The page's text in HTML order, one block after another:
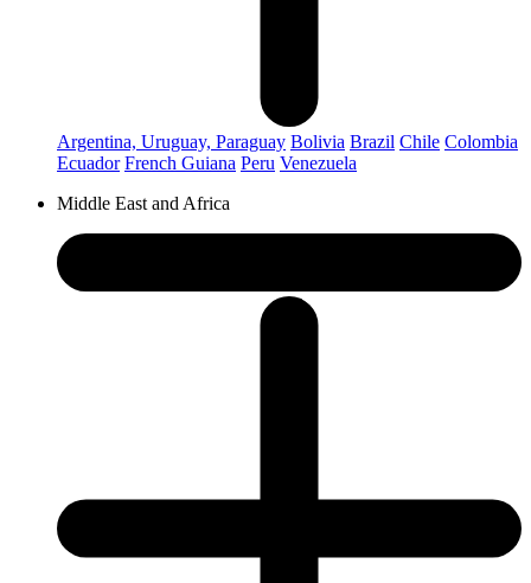
Argentina, Uruguay, Paraguay Bolivia Brazil Chile Colombia
Ecuador French Guiana Peru Venezuela
Middle East and Africa